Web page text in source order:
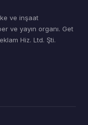
ve inşaat
ve yayın organı. Get
Hiz. Ltd. Şti.